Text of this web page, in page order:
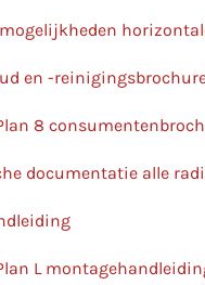
en -
8
documentatie alle
L